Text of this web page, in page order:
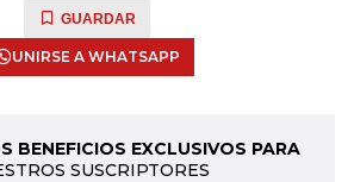
GUARDAR
UNIRSE A WHATSAPP
BENEFICIOS EXCLUSIVOS PARA
SUSCRIPTORES